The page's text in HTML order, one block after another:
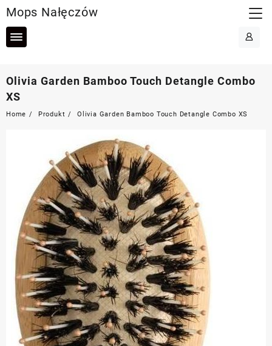
to
content
Mops Nałęczów
Olivia Garden Bamboo Touch Detangle Combo
XS
Home Produkt Olivia Garden Bamboo Touch Detangle Combo XS